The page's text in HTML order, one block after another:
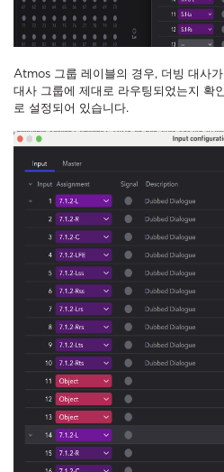
Atmos 그룹 레이블의 경우, 더빙 대사
대사 그룹에 제대로 라우팅되었는지 확
로 설정되어 있습니다.